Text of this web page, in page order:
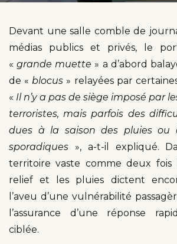
Devant une salle comble de
médias publics et privés, le
«grande muette » a d’abord
de «blocus » relayées par
« Il n’y a pas de siège imposé par
terroristes, mais parfois des
dues à la saison des pluies ou
sporadiques », a-t-il expliqué.
territoire vaste comme deux fois
relief et les pluies dictent
l’aveu d’une vulnérabilité
l’assurance d’une réponse
ciblée.